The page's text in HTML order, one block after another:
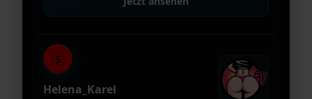
5
Helena_Karel